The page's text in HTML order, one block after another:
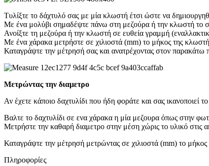
Τυλίξτε το δάχτυλό σας με μία κλωστή έτσι ώστε να
Με ένα μολύβι σημαδέψτε πάνω στη μεζούρα ή την κλωστή το
Ανοίξτε τη μεζούρα ή την κλωστή σε ευθεία γραμμή
Με ένα χάρακα μετρήστε σε χιλιοστά (mm) το μήκος της
Καταγράψτε την μέτρησή σας και ανατρέχοντας στον παρακάτω
Μετρώντας την διαμετρο
Αν έχετε κάποιο δαχτυλίδι που ήδη φοράτε και σας
Βαλτε το δαχτυλίδι σε ενα χάρακα η μία μεζουρα όπως στην
Μετρήστε την καθαρή διαμετρο στην μέση χώρις το υλικό στις
Καταγράψτε την μέτρησή μετρώντας σε χιλιοστά (mm) το μήκος
Πληροφορίες